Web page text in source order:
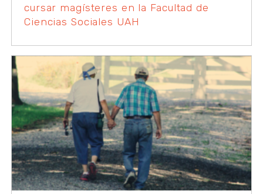
cursar magísteres en la Facultad de
Ciencias Sociales UAH